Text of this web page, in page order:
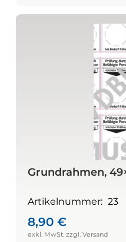
Grundrahmen,
Artikelnummer: 23
8,90 €